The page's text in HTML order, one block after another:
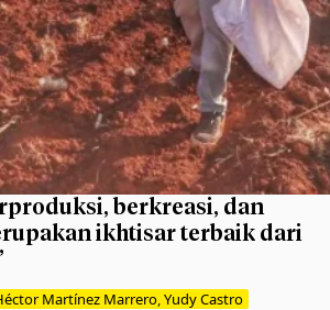
berkreasi, dan
ikhtisar terbaik dari
Martínez Marrero,Yudy Castro